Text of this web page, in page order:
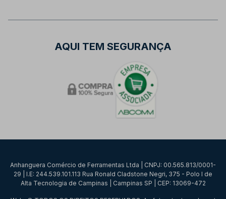
AQUI TEM SEGURANÇA
Anhanguera Comércio de Ferramentas Ltda | CNPJ: 00.565.813/0001-
29 | I.E: 244.539.101.113 Rua Ronald Cladstone Negri, 375 - Polo I de
Alta Tecnologia de Campinas | Campinas SP | CEP: 13069-472